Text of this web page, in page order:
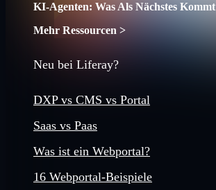
KI-Agenten: Was Als Nächstes Kommt
Mehr Ressourcen >
Neu bei Liferay?
DXP vs CMS vs Portal
Saas vs Paas
Was ist ein Webportal?
16 Webportal-Beispiele